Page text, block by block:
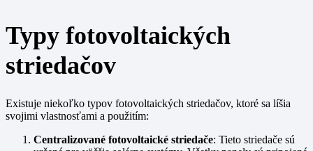
Typy fotovoltaických
striedačov
Existuje niekoľko typov fotovoltaických striedačov, ktoré sa líšia
svojimi vlastnosťami a použitím:
Centralizované fotovoltaické striedače: Tieto striedače sú